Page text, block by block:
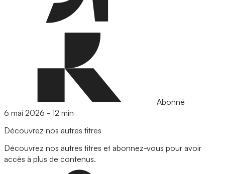
Abonné
6 mai 2026 - 12 min
Découvrez nos autres titres
Découvrez nos autres titres et abonnez-vous pour avoir
accès à plus de contenus.